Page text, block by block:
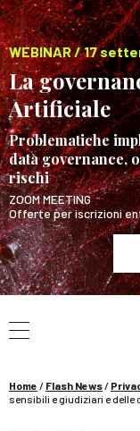
WEBINAR / 17
La
Artificiale
Problematiche
data governance,
rischi
ZOOM MEETING
Offerte per iscrizioni
La
Home / Flash News/
sensibili e giudiziari e delle